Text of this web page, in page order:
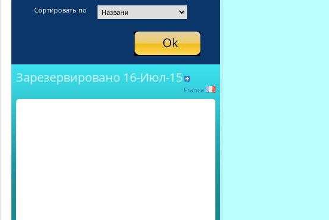
Сортировать по
Зарезервировано 16-Июл-15
France